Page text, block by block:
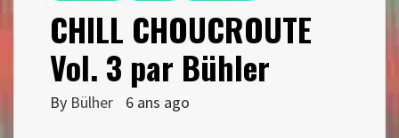
CHILL CHOUCROUTE
Vol. 3 par Bühler
By Bülher 6 ans ago